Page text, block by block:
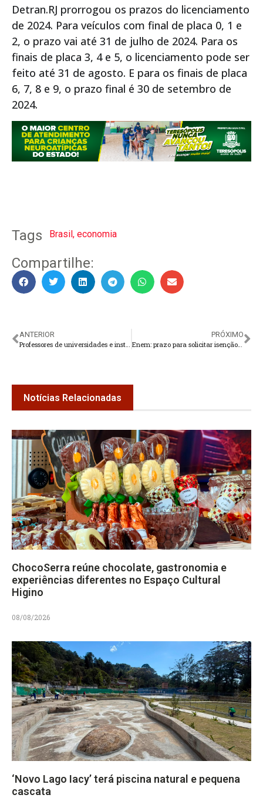
Detran.RJ prorrogou os prazos do licenciamento
de 2024. Para veículos com final de placa 0, 1 e
2, o prazo vai até 31 de julho de 2024. Para os
finais de placa 3, 4 e 5, o licenciamento pode ser
feito até 31 de agosto. E para os finais de placa
6, 7, 8 e 9, o prazo final é 30 de setembro de
2024.
Tags Brasil, economia
Compartilhe:
ANTERIOR
Professores de universidades e institutos federais entram em greve
PRÓXIMO
Enem: prazo para solicitar isenção da taxa de inscrição começa nesta segunda-feira
Notícias Relacionadas
ChocoSerra reúne chocolate, gastronomia e
experiências diferentes no Espaço Cultural
Higino
08/08/2026
‘Novo Lago Iacy’ terá piscina natural e pequena
cascata